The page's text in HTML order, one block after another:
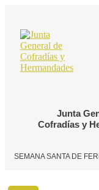
contido
Junta
Cofradías y
SEMANA SANTA DE